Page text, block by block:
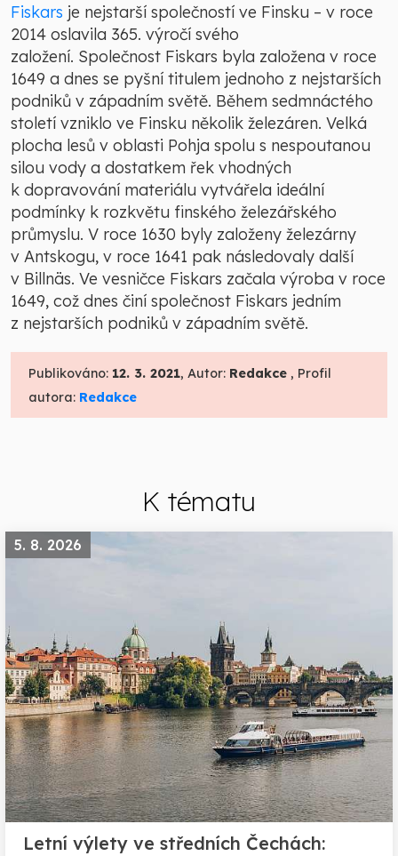
Fiskars je nejstarší společností ve Finsku – v roce
2014 oslavila 365. výročí svého
založení. Společnost Fiskars byla založena v roce
1649 a dnes se pyšní titulem jednoho z nejstarších
podniků v západním světě. Během sedmnáctého
století vzniklo ve Finsku několik železáren. Velká
plocha lesů v oblasti Pohja spolu s nespoutanou
silou vody a dostatkem řek vhodných
k dopravování materiálu vytvářela ideální
podmínky k rozkvětu finského železářského
průmyslu. V roce 1630 byly založeny železárny
v Antskogu, v roce 1641 pak následovaly další
v Billnäs. Ve vesničce Fiskars začala výroba v roce
1649, což dnes činí společnost Fiskars jedním
z nejstarších podniků v západním světě.
Publikováno: 12. 3. 2021, Autor: Redakce , Profil
autora: Redakce
K tématu
5. 8. 2026
Letní výlety ve středních Čechách: